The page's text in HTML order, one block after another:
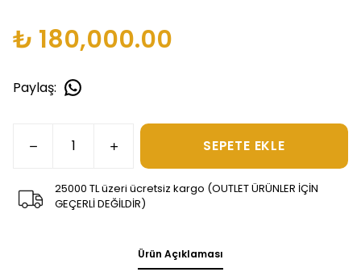
₺ 180,000.00
Paylaş:
SEPETE EKLE
25000 TL üzeri ücretsiz kargo (OUTLET ÜRÜNLER İÇİN
GEÇERLİ DEĞİLDİR)
Ürün Açıklaması